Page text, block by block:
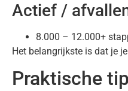
Actief /
8.000 – 12.000+
Het belangrijkste is dat je
Praktische